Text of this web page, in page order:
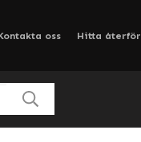
oss
Hitta